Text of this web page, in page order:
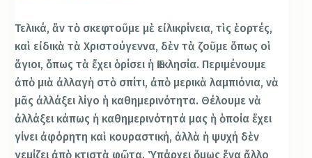
Τελικά, ἄν τὸ σκεφτοῦμε μὲ εἰλικρίνεια, τὶς ἑορτές,
καὶ εἰδικὰ τὰ Χριστούγεννα, δὲν τὰ ζοῦμε ὅπως οἱ
ἅγιοι, ὅπως τὰ ἔχει ὁρίσει ἡ Ἐκκλησία. Περιμένουμε
ἀπὸ μιὰ ἀλλαγὴ στὸ σπίτι, ἀπὸ μερικὰ λαμπιόνια, νὰ
μᾶς ἀλλάξει λίγο ἡ καθημερινότητα. Θέλουμε νὰ
ἀλλάξει κάπως ἡ καθημερινότητά μας ἡ ὁποία ἔχει
γίνει ἀφόρητη καὶ κουραστική, ἀλλὰ ἡ ψυχή δὲν
γεμίζει ἀπὸ κτιστὰ φῶτα. Ὑπάρχει ὅμως ἕνα ἄλλο